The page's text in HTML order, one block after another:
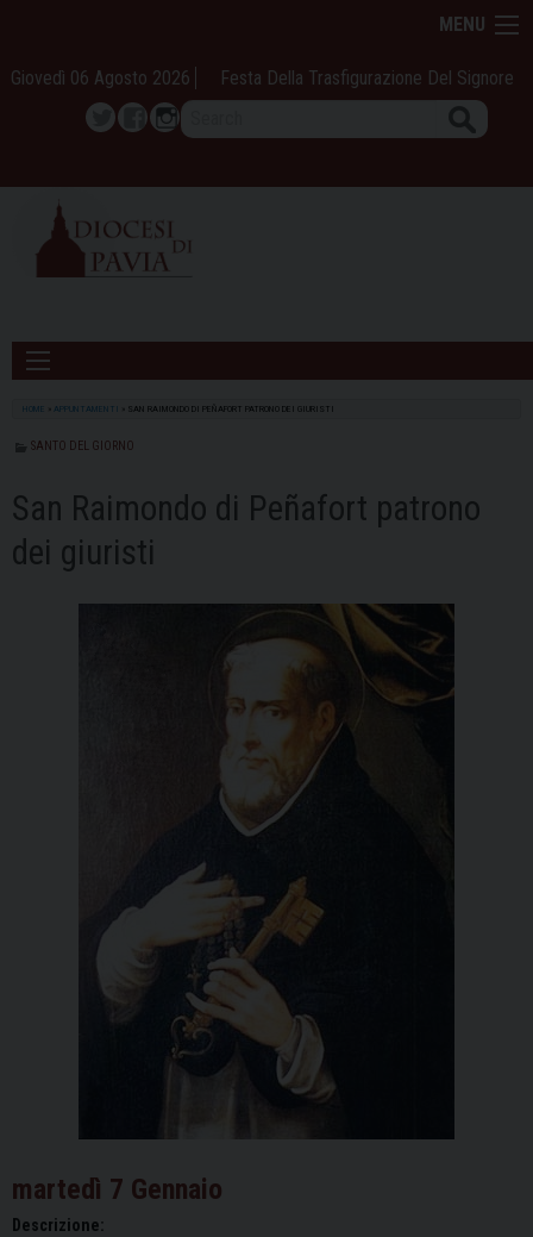
content
MENU
Giovedì 06 Agosto 2026 Festa Della Trasfigurazione Del Signore
TwitterFacebook
Instagram
HOME APPUNTAMENTI SAN RAIMONDO DI PEÑAFORT PATRONO DEI GIURISTI
SANTO DEL GIORNO
San Raimondo di Peñafort patrono
dei giuristi
martedì 7 Gennaio
Descrizione: